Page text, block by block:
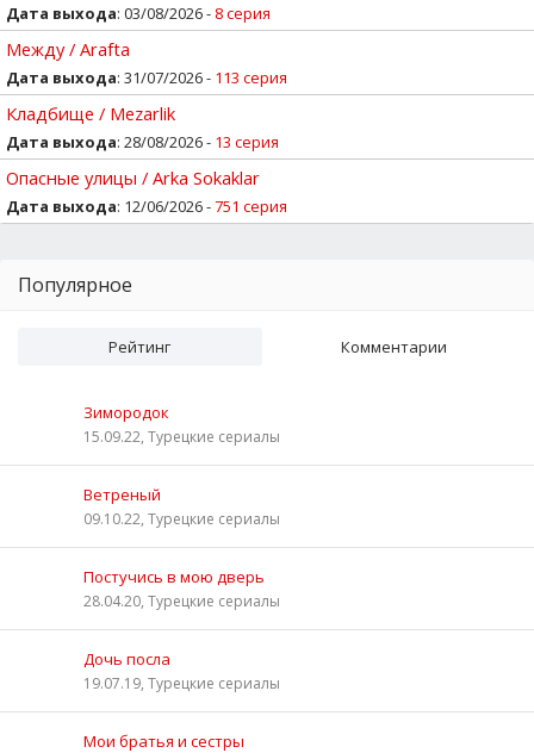
Дата выхода: 03/08/2026 - 8 серия
Между / Arafta
Дата выхода: 31/07/2026 - 113 серия
Кладбище / Mezarlik
Дата выхода: 28/08/2026 - 13 серия
Опасные улицы / Arka Sokaklar
Дата выхода: 12/06/2026 -751 серия
Популярное
Рейтинг Комментарии
Зимородок
15.09.22, Турецкие сериалы
Ветреный
09.10.22, Турецкие сериалы
Постучись в мою дверь
28.04.20, Турецкие сериалы
Дочь посла
19.07.19, Турецкие сериалы
Мои братья и сестры